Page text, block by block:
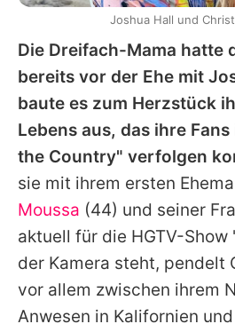
Die Dreifach-Mama hatte
bereits vor der Ehe mit
baute es zum Herzstück
Lebens aus, das ihre Fans
the Country" verfolgen
sie mit ihrem ersten
Moussa (44) und seiner
aktuell für die HGTV-
der Kamera steht, pendelt
vor allem zwischen ihrem
Anwesen in Kalifornien
Joshua Hall und